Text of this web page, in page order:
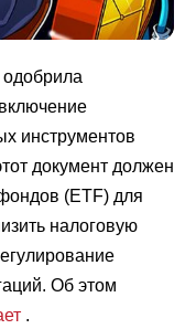
инструментов
документ должен
(ETF) для
налоговую
Об этом
.